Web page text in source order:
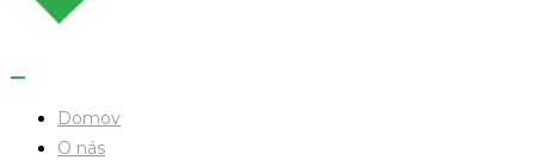
Domov
O nás